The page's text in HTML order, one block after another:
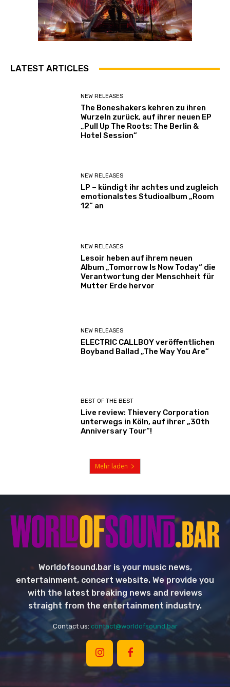
LATEST ARTICLES
NEW RELEASES
The Boneshakers kehren zu ihren
Wurzeln zurück, auf ihrer neuen EP
„Pull Up The Roots: The Berlin &
Hotel Session“
NEW RELEASES
LP – kündigt ihr achtes und zugleich
emotionalstes Studioalbum „Room
12“ an
NEW RELEASES
Lesoir heben auf ihrem neuen
Album „Tomorrow Is Now Today“ die
Verantwortung der Menschheit für
Mutter Erde hervor
NEW RELEASES
ELECTRIC CALLBOY veröffentlichen
Boyband Ballad „The Way You Are“
BEST OF THE BEST
Live review: Thievery Corporation
unterwegs in Köln, auf ihrer „30th
Anniversary Tour“!
Mehr laden
Worldofsound.bar is your music news,
entertainment, concert website. We provide you
with the latest breaking news and reviews
straight from the entertainment industry.
Contact us: contact@worldofsound.bar